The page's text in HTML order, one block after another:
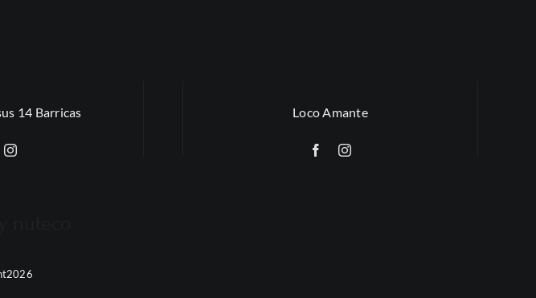
14 Barricas Loco Amante